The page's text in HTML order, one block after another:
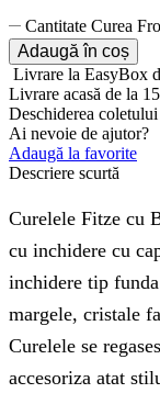
Cantitate Curea
Adaugă în coș
Livrare la EasyBox
Livrare acasă de la
Deschiderea
Ai nevoie de ajutor?
Adaugă la favorite
Descriere scurtă
Curelele Fitze cu
cu inchidere cu
inchidere tip
margele, cristale
Curelele se
accesoriza atat